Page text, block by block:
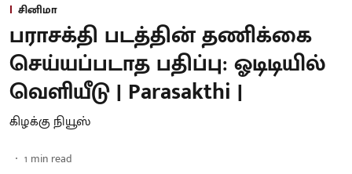
சினிமா
பராசக்தி படத்தின் தணிக்கை
செய்யப்படாத பதிப்பு: ஓடிடியில்
வெளியீடு | Parasakthi |
கிழக்கு நியூஸ்
1 min read